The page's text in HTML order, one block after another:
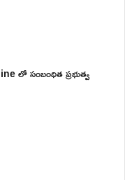
లో సంబంధిత ప్రభుత్వ